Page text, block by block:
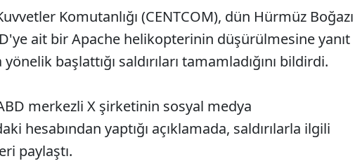
Komutanlığı (CENTCOM), dün Hürmüz Boğazı
ait bir Apache helikopterinin düşürülmesine yanıt
başlattığı saldırıları tamamladığını bildirdi.
merkezli X şirketinin sosyal medya
hesabından yaptığı açıklamada, saldırılarla ilgili
paylaştı.